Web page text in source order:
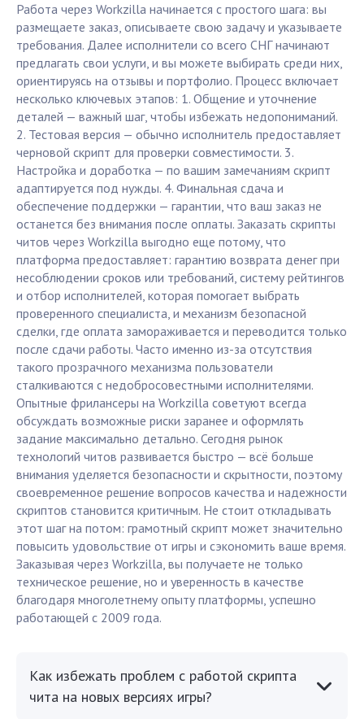
Работа через Workzilla начинается с простого шага: вы
размещаете заказ, описываете свою задачу и указываете
требования. Далее исполнители со всего СНГ начинают
предлагать свои услуги, и вы можете выбирать среди них,
ориентируясь на отзывы и портфолио. Процесс включает
несколько ключевых этапов: 1. Общение и уточнение
деталей — важный шаг, чтобы избежать недопониманий.
2. Тестовая версия — обычно исполнитель предоставляет
черновой скрипт для проверки совместимости. 3.
Настройка и доработка — по вашим замечаниям скрипт
адаптируется под нужды. 4. Финальная сдача и
обеспечение поддержки — гарантии, что ваш заказ не
останется без внимания после оплаты. Заказать скрипты
читов через Workzilla выгодно еще потому, что
платформа предоставляет: гарантию возврата денег при
несоблюдении сроков или требований, систему рейтингов
и отбор исполнителей, которая помогает выбрать
проверенного специалиста, и механизм безопасной
сделки, где оплата замораживается и переводится только
после сдачи работы. Часто именно из-за отсутствия
такого прозрачного механизма пользователи
сталкиваются с недобросовестными исполнителями.
Опытные фрилансеры на Workzilla советуют всегда
обсуждать возможные риски заранее и оформлять
задание максимально детально. Сегодня рынок
технологий читов развивается быстро — всё больше
внимания уделяется безопасности и скрытности, поэтому
своевременное решение вопросов качества и надежности
скриптов становится критичным. Не стоит откладывать
этот шаг на потом: грамотный скрипт может значительно
повысить удовольствие от игры и сэкономить ваше время.
Заказывая через Workzilla, вы получаете не только
техническое решение, но и уверенность в качестве
благодаря многолетнему опыту платформы, успешно
работающей с 2009 года.
Как избежать проблем с работой скрипта
чита на новых версиях игры?